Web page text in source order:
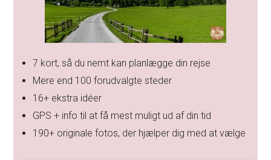
7 kort, så du nemt kan planlægge din rejse
Mere end 100 forudvalgte steder
16+ ekstra idéer
GPS + info til at få mest muligt ud af din tid
190+ originale fotos, der hjælper dig med at vælge